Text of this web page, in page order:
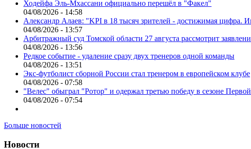
Ходейфа Эль-Мхассани официально перешёл в "Факел"
04/08/2026 - 14:58
Александр Алаев: "KPI в 18 тысяч зрителей - достижимая цифра.
04/08/2026 - 13:57
Арбитражный суд Томской области 27 августа рассмотрит
04/08/2026 - 13:56
Редкое событие - удаление сразу двух тренеров одной команды
04/08/2026 - 13:51
Экс-футболист сборной России стал тренером в европейском клубе
04/08/2026 - 07:58
"Велес" обыграл "Ротор" и одержал третью победу в сезоне
04/08/2026 - 07:54
Больше новостей
Новости